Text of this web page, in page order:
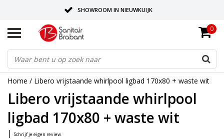
SHOWROOM IN NIEUWKUIJK
BEZORGING OP AFSPRAAK
LEVERING EN REALISATIE ONDER EEN DAK!
0
Home / Libero vrijstaande whirlpool ligbad 170x80 + waste wit
Libero vrijstaande whirlpool
ligbad 170x80 + waste wit
| Schrijf je eigen review